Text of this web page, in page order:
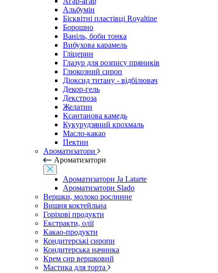
Альбумін
Бісквітні пластівці Royaltine
Борошно
Ваніль, боби тонка
Вибухова карамель
Гліцерин
Глазур для розпису пряників
Глюкозний сироп
Діоксид титану - відбілювач
Декор-гель
Декстроза
Желатин
Ксантанова камедь
Кукурудзяний крохмаль
Масло-какао
Пектин
Ароматизатори
Ароматизатори
Ароматизатори Ja Latarte
Ароматизатори Slado
Вершки, молоко рослинне
Вишня коктейльна
Горіхові продукти
Екстракти, олії
Какао-продукти
Кондитерські сиропи
Кондитерська начинка
Крем сир вершковий
Мастика для торта